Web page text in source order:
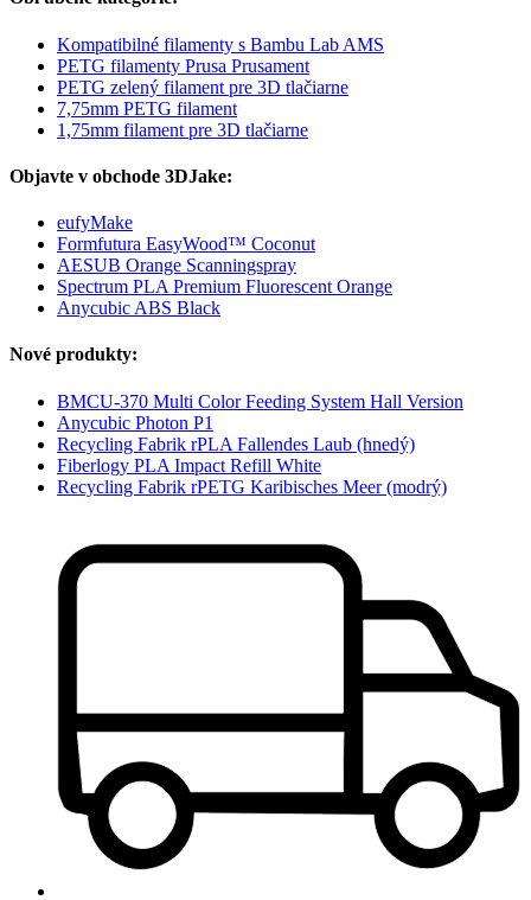
Kompatibilné filamenty s Bambu Lab AMS
PETG filamenty Prusa Prusament
PETG zelený filament pre 3D tlačiarne
7,75mm PETG filament
1,75mm filament pre 3D tlačiarne
Objavte v obchode 3DJake:
eufyMake
Formfutura EasyWood™ Coconut
AESUB Orange Scanningspray
Spectrum PLA Premium Fluorescent Orange
Anycubic ABS Black
Nové produkty:
BMCU-370 Multi Color Feeding System Hall Version
Anycubic Photon P1
Recycling Fabrik rPLA Fallendes Laub (hnedý)
Fiberlogy PLA Impact Refill White
Recycling Fabrik rPETG Karibisches Meer (modrý)